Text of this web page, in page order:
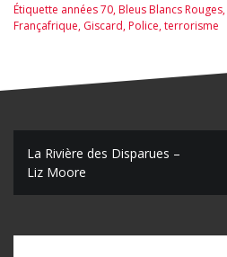
Étiquette années 70,Bleus Blancs Rouges,
Françafrique, Giscard,Police,terrorisme
N
a
La Rivière des Disparues –
Liz Moore